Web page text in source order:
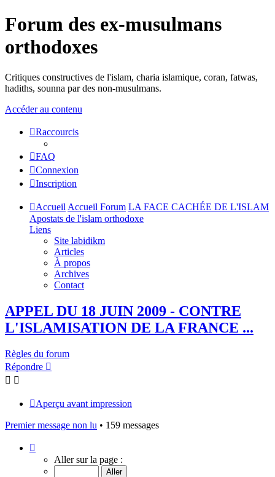
Forum des ex-musulmans
orthodoxes
Critiques constructives de l'islam, charia islamique, coran, fatwas,
hadiths, sounna par des non-musulmans.
Accéder au contenu
Raccourcis
FAQ
Connexion
Inscription
Accueil Accueil Forum LA FACE CACHÉE DE L'ISLAM
Apostats de l'islam orthodoxe
Liens
Site labidikm
Articles
À propos
Archives
Contact
APPEL DU 18 JUIN 2009 - CONTRE
L'ISLAMISATION DE LA FRANCE ...
Règles du forum
Répondre
Aperçu avant impression
Premier message non lu • 159 messages
sur
Aller sur la page :